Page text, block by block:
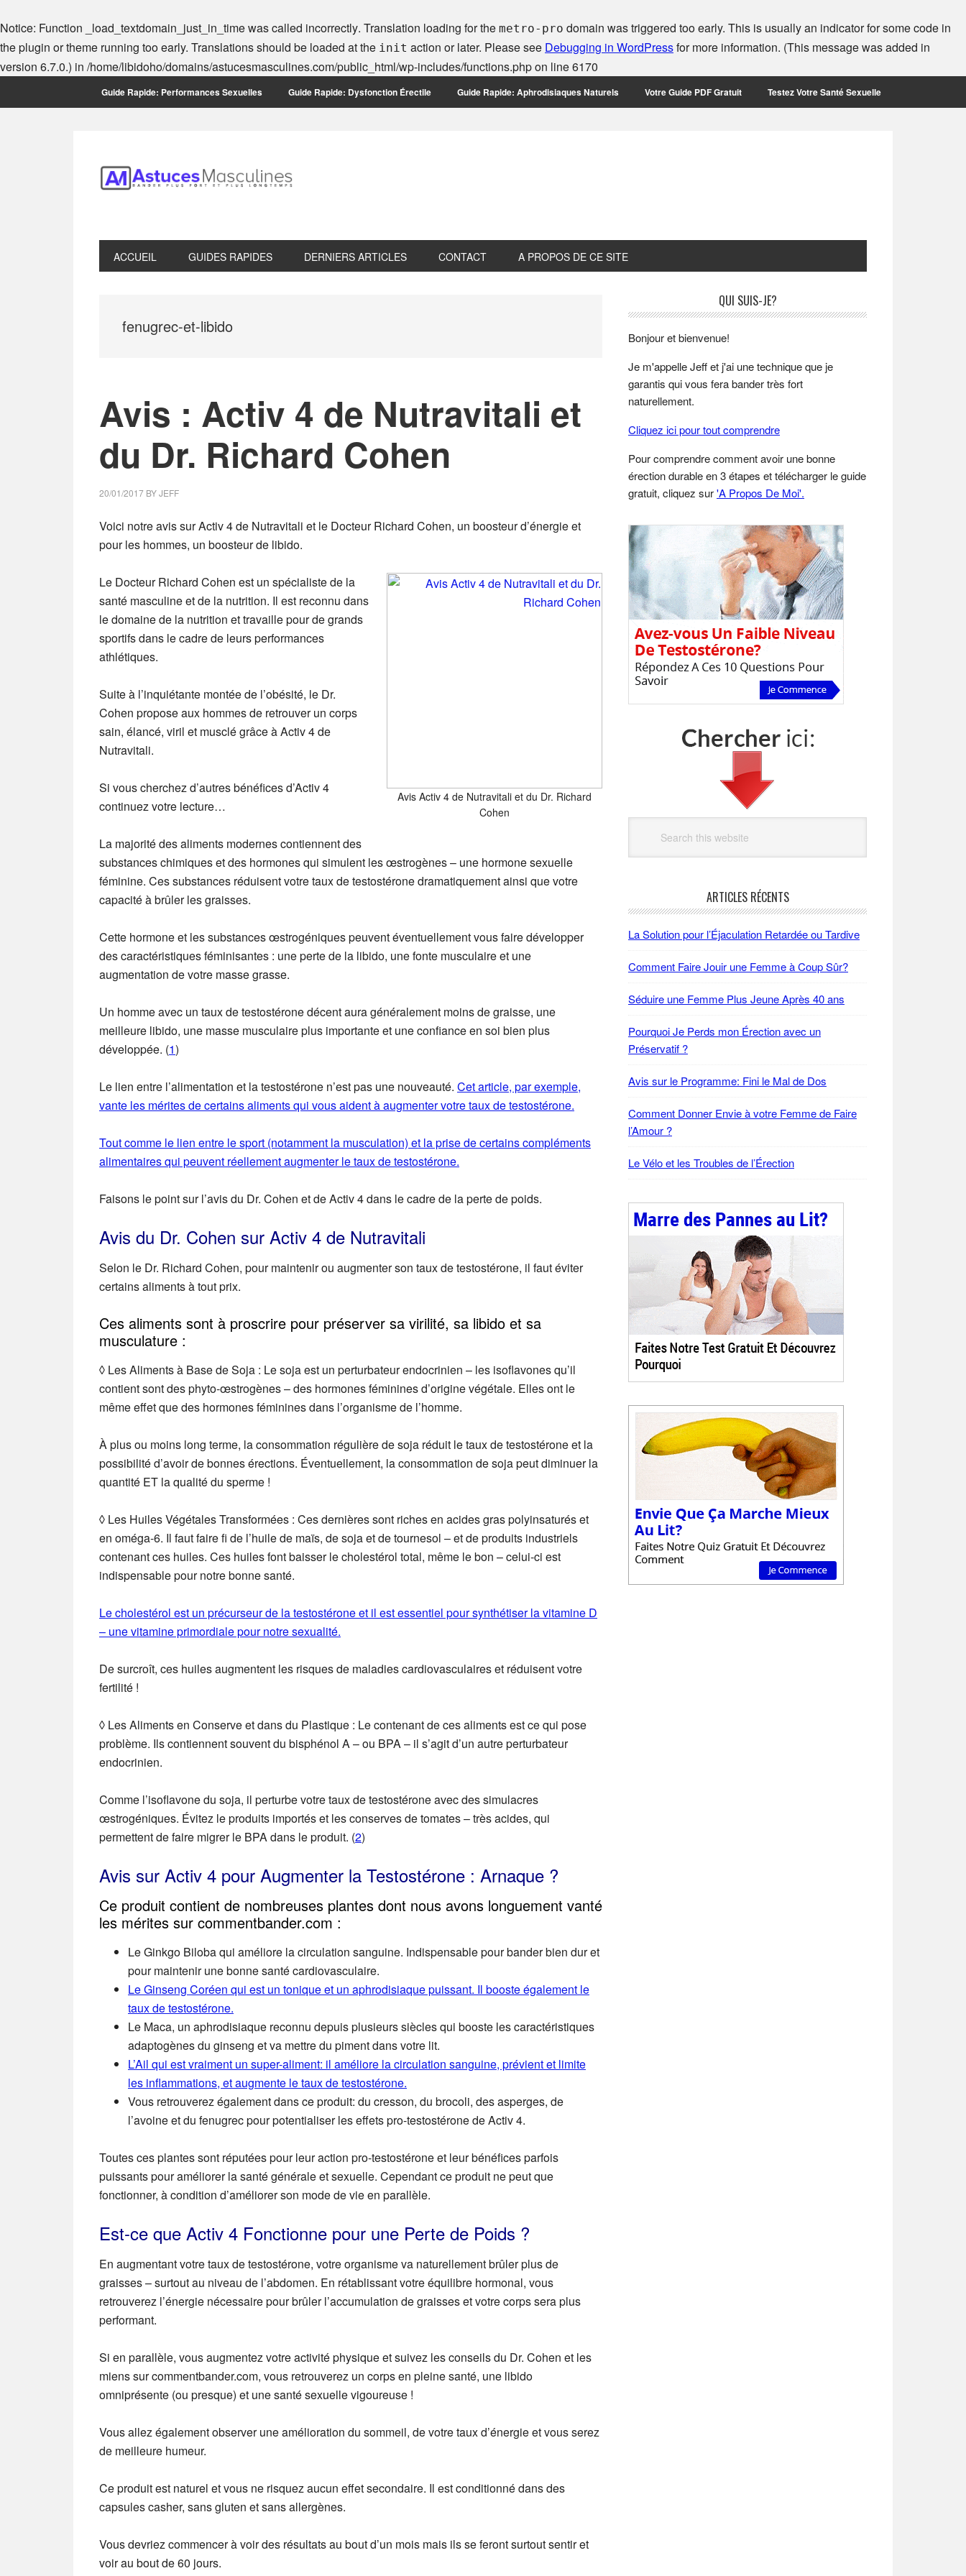
Notice: Function _load_textdomain_just_in_time was called incorrectly. Translation loading for the metro-pro domain was triggered too early. This is usually an indicator for some code in
the plugin or theme running too early. Translations should be loaded at the init action or later. Please see Debugging in WordPressfor more information. (This message was added in
version 6.7.0.) in /home/libidoho/domains/astucesmasculines.com/public_html/wp-includes/functions.phpon line6170
to
to
to
to
Guide Rapide: Performances Sexuelles Guide Rapide: Dysfonction Érectile Guide Rapide: Aphrodisiaques Naturels Votre Guide PDF Gratuit Testez Votre Santé Sexuelle
ACCUEIL GUIDES RAPIDES DERNIERS ARTICLES CONTACT A PROPOS DE CE SITE
fenugrec-et-libido
Avis : Activ 4 de Nutravitali et
du Dr. Richard Cohen
20/01/2017 BYJEFF
Voici notre avis sur Activ 4 de Nutravitali et le Docteur Richard Cohen, un boosteur d’énergie et
pour les hommes, un boosteur de libido.
Avis Activ 4 de Nutravitali et du Dr. Richard
Cohen
Le Docteur Richard Cohen est un spécialiste de la
santé masculine et de la nutrition. Il est reconnu dans
le domaine de la nutrition et travaille pour de grands
sportifs dans le cadre de leurs performances
athlétiques.
Suite à l’inquiétante montée de l’obésité, le Dr.
Cohen propose aux hommes de retrouver un corps
sain, élancé, viril et musclé grâce à Activ 4 de
Nutravitali.
Si vous cherchez d’autres bénéfices d’Activ 4
continuez votre lecture…
La majorité des aliments modernes contiennent des
substances chimiques et des hormones qui simulent les œstrogènes – une hormone sexuelle
féminine. Ces substances réduisent votre taux de testostérone dramatiquement ainsi que votre
capacité à brûler les graisses.
Cette hormone et les substances œstrogéniques peuvent éventuellement vous faire développer
des caractéristiques féminisantes : une perte de la libido, une fonte musculaire et une
augmentation de votre masse grasse.
Un homme avec un taux de testostérone décent aura généralement moins de graisse, une
meilleure libido, une masse musculaire plus importante et une confiance en soi bien plus
développée. (1)
Le lien entre l’alimentation et la testostérone n’est pas une nouveauté. Cet article, par exemple,
vante les mérites de certains aliments qui vous aident à augmenter votre taux de testostérone.
Tout comme le lien entre le sport (notamment la musculation) et la prise de certains compléments
alimentaires qui peuvent réellement augmenter le taux de testostérone.
Faisons le point sur l’avis du Dr. Cohen et de Activ 4 dans le cadre de la perte de poids.
Avis du Dr. Cohen sur Activ 4 de Nutravitali
Selon le Dr. Richard Cohen, pour maintenir ou augmenter son taux de testostérone, il faut éviter
certains aliments à tout prix.
Ces aliments sont à proscrire pour préserver sa virilité, sa libido et sa
musculature :
◊ Les Aliments à Base de Soja : Le soja est un perturbateur endocrinien – les isoflavones qu’il
contient sont des phyto-œstrogènes – des hormones féminines d’origine végétale. Elles ont le
même effet que des hormones féminines dans l’organisme de l’homme.
À plus ou moins long terme, la consommation régulière de soja réduit le taux de testostérone et la
possibilité d’avoir de bonnes érections. Éventuellement, la consommation de soja peut diminuer la
quantité ET la qualité du sperme !
◊ Les Huiles Végétales Transformées : Ces dernières sont riches en acides gras polyinsaturés et
en oméga-6. Il faut faire fi de l’huile de maïs, de soja et de tournesol – et de produits industriels
contenant ces huiles. Ces huiles font baisser le cholestérol total, même le bon – celui-ci est
indispensable pour notre bonne santé.
Le cholestérol est un précurseur de la testostérone et il est essentiel pour synthétiser la vitamine D
– une vitamine primordiale pour notre sexualité.
De surcroît, ces huiles augmentent les risques de maladies cardiovasculaires et réduisent votre
fertilité !
◊ Les Aliments en Conserve et dans du Plastique : Le contenant de ces aliments est ce qui pose
problème. Ils contiennent souvent du bisphénol A – ou BPA – il s’agit d’un autre perturbateur
endocrinien.
Comme l’isoflavone du soja, il perturbe votre taux de testostérone avec des simulacres
œstrogéniques. Évitez le produits importés et les conserves de tomates – très acides, qui
permettent de faire migrer le BPA dans le produit. (2)
Avis sur Activ 4 pour Augmenter la Testostérone : Arnaque ?
Ce produit contient de nombreuses plantes dont nous avons longuement vanté
les mérites sur commentbander.com :
Le Ginkgo Bilobaqui améliore la circulation sanguine. Indispensable pour bander bien dur et
pour maintenir une bonne santé cardiovasculaire.
Le Ginseng Coréen qui est un tonique et un aphrodisiaque puissant. Il booste également le
taux de testostérone.
Le Maca, un aphrodisiaque reconnu depuis plusieurs siècles qui booste les caractéristiques
adaptogènes du ginseng et va mettre du piment dans votre lit.
L’Ail qui est vraiment un super-aliment: il améliore la circulation sanguine, prévient et limite
les inflammations, et augmente le taux de testostérone.
Vous retrouverez également dans ce produit: du cresson, du brocoli, des asperges, de
l’avoine et du fenugrecpour potentialiser les effets pro-testostérone de Activ 4.
Toutes ces plantes sont réputées pour leur action pro-testostérone et leur bénéfices parfois
puissants pour améliorer la santé générale et sexuelle. Cependant ce produit ne peut que
fonctionner, à condition d’améliorer son mode de vie en parallèle.
Est-ce que Activ 4 Fonctionne pour une Perte de Poids ?
En augmentant votre taux de testostérone, votre organisme va naturellement brûler plus de
graisses – surtout au niveau de l’abdomen. En rétablissant votre équilibre hormonal, vous
retrouverez l’énergie nécessaire pour brûler l’accumulation de graisses et votre corps sera plus
performant.
Si en parallèle, vous augmentez votre activité physique et suivez les conseils du Dr. Cohen et les
miens sur commentbander.com, vous retrouverez un corps en pleine santé, une libido
omniprésente (ou presque) et une santé sexuelle vigoureuse !
Vous allez également observer une amélioration du sommeil, de votre taux d’énergie et vous serez
de meilleure humeur.
Ce produit est naturel et vous ne risquez aucun effet secondaire. Il est conditionné dans des
capsules casher, sans gluten et sans allergènes.
Vous devriez commencer à voir des résultats au bout d’un mois mais ils se feront surtout sentir et
voir au bout de 60 jours.
Sidebar
QUI SUIS-JE?
Bonjour et bienvenue!
Je m'appelle Jeff et j'ai une technique que je
garantis qui vous fera bander très fort
naturellement.
Cliquez ici pour tout comprendre
Pour comprendre comment avoir une bonne
érection durable en 3 étapes et télécharger le guide
gratuit, cliquez sur'A Propos De Moi'.
website
ARTICLES RÉCENTS
La Solution pour l’Éjaculation Retardée ou Tardive
Comment Faire Jouir une Femme à Coup Sûr?
Séduire une Femme Plus Jeune Après 40 ans
Pourquoi Je Perds mon Érection avec un
Préservatif ?
Avis sur le Programme: Fini le Mal de Dos
Comment Donner Envie à votre Femme de Faire
l’Amour ?
Le Vélo et les Troubles de l’Érection